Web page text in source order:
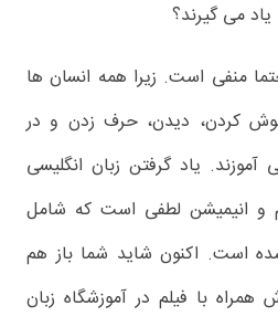
می گیرند؟
منفی است. زیرا همه انسان ها
گوش کردن، دیدن، حرف زدن و در
یاد گرفتن زبان انگلیسی
و انیمیشن لطفی است که شامل
است. اکنون شاید شما باز هم
با فیلم در آموزشگاه زبان